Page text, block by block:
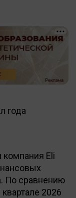
года
Eli
По сравнению
2026